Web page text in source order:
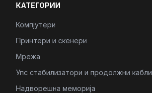
КАТЕГОРИИ
Компјутери
Принтери и скенери
Мрежа
Упс стабилизатори и продолжни кабли
Надворешна меморија